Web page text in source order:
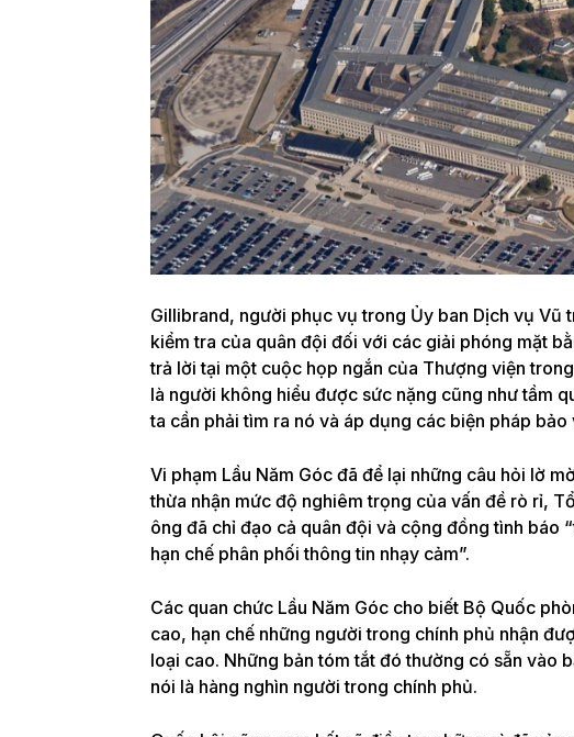
Gillibrand, người phục vụ trong Ủy ban Dịch vụ Vũ
kiểm tra của quân đội đối với các giải phóng mặt
trả lời tại một cuộc họp ngắn của Thượng viện
là người không hiểu được sức nặng cũng như tầm
ta cần phải tìm ra nó và áp dụng các biện pháp bảo
Vi phạm Lầu Năm Góc đã để lại những câu hỏi lờ
thừa nhận mức độ nghiêm trọng của vấn đề rò rỉ,
ông đã chỉ đạo cả quân đội và cộng đồng tình báo
hạn chế phân phối thông tin nhạy cảm”.
Các quan chức Lầu Năm Góc cho biết Bộ Quốc
cao, hạn chế những người trong chính phủ nhận
loại cao. Những bản tóm tắt đó thường có sẵn vào
nói là hàng nghìn người trong chính phủ.